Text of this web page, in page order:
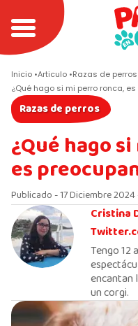
Inicio Articulo Razas de perros
¿Qué hago si mi perro ronca,
Razas de perros
¿Qué hago
es
Publicado - 17 Diciembre 2024
Cristina
Tengo 12
encantan
un corgi.